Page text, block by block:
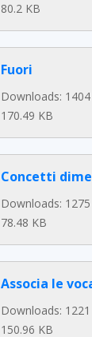
80.2 KB
Fuori
Downloads:
170.49 KB
Concetti
Downloads:
78.48 KB
Associa le
Downloads:
150.96 KB